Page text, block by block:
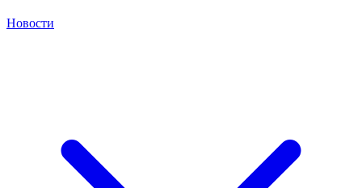
Новости